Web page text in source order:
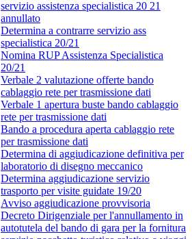
servizio assistenza specialistica 20 21
annullato
Determina a contrarre servizio ass
specialistica 20/21
Nomina RUP Assistenza Specialistica
20/21
Verbale 2 valutazione offerte bando
cablaggio rete per trasmissione dati
Verbale 1 apertura buste bando cablaggio
rete per trasmissione dati
Bando a procedura aperta cablaggio rete
per trasmissione dati
Determina di aggiudicazione definitiva per
laboratorio di disegno meccanico
Determina aggiudicazione servizio
trasporto per visite guidate 19/20
Avviso aggiudicazione provvisoria
Decreto Dirigenziale per l'annullamento in
autotutela del bando di gara per la fornitura